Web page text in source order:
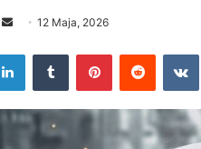
a
12 Maja, 2026